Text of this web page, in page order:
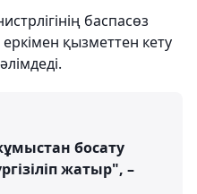
баспасөз
қызметтен кету
босату
жатыр", –